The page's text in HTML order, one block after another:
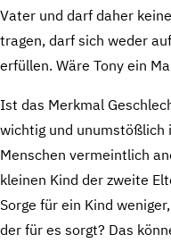
Vater und darf daher
tragen, darf sich weder
erfüllen. Wäre Tony ein
Ist das Merkmal
wichtig und unumstößlich
Menschen vermeintlich
kleinen Kind der zweite
Sorge für ein Kind
der für es sorgt? Das